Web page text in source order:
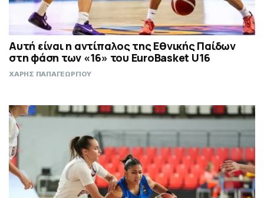
Αυτή είναι η αντίπαλος της Εθνικής Παίδων
στη φάση των «16» του EuroBasket U16
ΧΑΡΗΣ ΠΑΠΑΓΕΩΡΓΙΟΥ